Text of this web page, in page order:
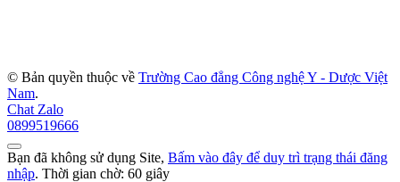
© Bản quyền thuộc về Trường Cao đẳng Công nghệ Y - Dược Việt
Nam.
Chat Zalo
0899519666
Bạn đã không sử dụng Site, Bấm vào đây để duy trì trạng thái đăng
nhập. Thời gian chờ: 60 giây